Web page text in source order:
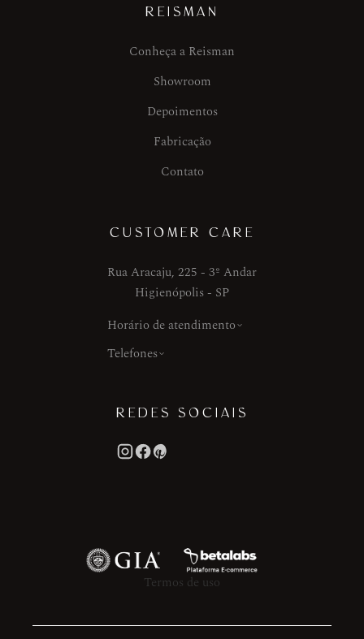
REISMAN
Conheça a Reisman
Showroom
Depoimentos
Fabricação
Contato
CUSTOMER CARE
Rua Aracaju, 225 - 3º Andar
Higienópolis - SP
Horário de atendimento
Telefones
REDES SOCIAIS
Termos de uso